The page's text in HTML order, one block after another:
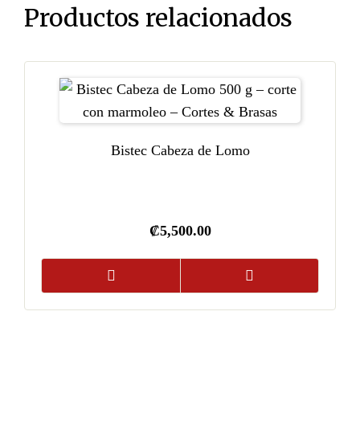
Productos relacionados
Bistec Cabeza de Lomo
₡5,500.00